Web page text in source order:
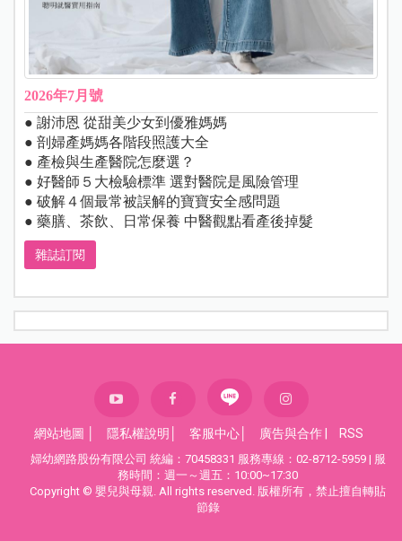
2026年7月號
● 謝沛恩 從甜美少女到優雅媽媽
● 剖婦產媽媽各階段照護大全
● 產檢與生產醫院怎麼選？
● 好醫師５大檢驗標準 選對醫院是風險管理
● 破解４個最常被誤解的寶寶安全感問題
● 藥膳、茶飲、日常保養 中醫觀點看產後掉髮
雜誌訂閱
網站地圖 隱私權說明 客服中心 廣告與合作 RSS
婦幼網路股份有限公司 統編：70458331 服務專線：02-8712-5959 | 服
務時間：週一～週五：10:00~17:30
Copyright © 嬰兒與母親. All rights reserved. 版權所有，禁止擅自轉貼
節錄